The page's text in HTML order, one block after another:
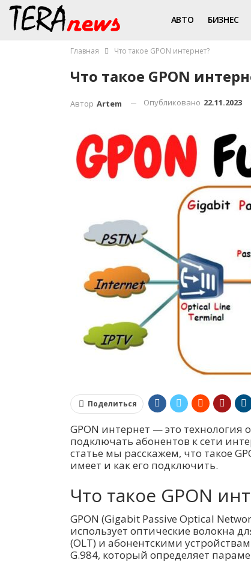
АВТО БИЗНЕС
Главная Что такое GPON интернет?
Что такое GPON
Автор Artem Опубликовано 22.11.2023
Поделиться
GPON интернет — это
подключать абонентов к сети
статье мы расскажем, что такое
имеет и как его подключить.
Что такое GPON
GPON (Gigabit Passive Optical
использует оптические волокна
(OLT) и абонентскими
G.984, который определяет